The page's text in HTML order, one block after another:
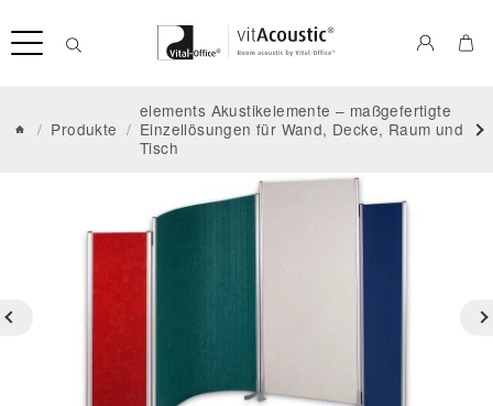
/ Produkte /
elements Akustikelemente – maßgefertigte
Einzellösungen für Wand, Decke, Raum und
Tisch